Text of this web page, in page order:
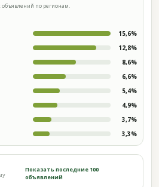
объявлений по регионам.
15,6%
12,8%
8,6%
6,6%
5,4%
4,9%
3,7%
3,3%
Показать последние 100
объявлений